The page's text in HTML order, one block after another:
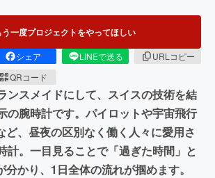
う一度プロジェクトをやってほしい
シェア LINEで送る
URLコピー
QRコード
ンスメイドにして、スイスの技術を結
の腕時計です。パイロットや宇宙飛行
ど、昼夜の区別なく働く人々に愛用さ
計。一目見ることで「過ぎた時間」と
分かり、1日全体の流れが掴めます。